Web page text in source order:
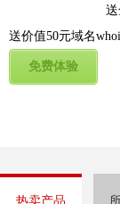
送价值50元域名
热卖产品